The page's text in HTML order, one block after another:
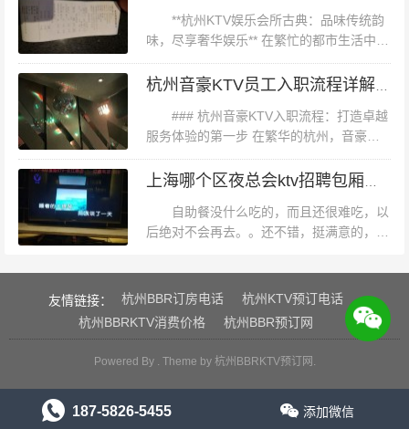
会还是公司活动，这里都能提供理想的娱乐体验。如果您
正在寻找一处放松身心的娱乐场所，不妨来杭州天成路附
近的KTV体验一下音乐带来的快乐吧！ （注：文章中的加
粗部分为关键词自然融入。）
**杭州KTV娱乐会所古典：品味传统韵
味，尽享奢华娱乐** 在繁忙的都市生活中，
人们总渴望找到一片属于自己的宁静之地，
同时也不忘追求高品质、高格调的娱乐享
### 杭州音豪KTV入职流程：打造卓越
服务体验的第一步 在繁华的杭州，音豪
KTV以其卓越的音质、优雅的环境和贴心的
服务，成为了众多音乐爱好者的首选之地。
自助餐没什么吃的，而且还很难吃，以
后绝对不会再去。。还不错，挺满意的，性
饮料，态度也很好，值得推荐工作还好把，
一般唱歌就去凯歌，近也不贵上海哪个区...
友情链接： 杭州BBR订房电话
杭州KTV预订电话
杭州BBRKTV消费价格
杭州BBR预订网
Powered By . Theme by 杭州BBRKTV预订网 .
187-5826-5455 添加微信